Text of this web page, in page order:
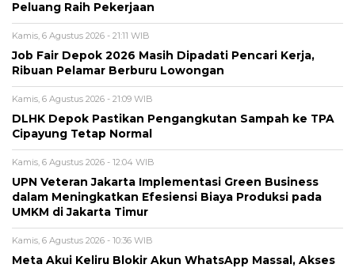
Peluang Raih Pekerjaan
Kamis, 6 Agustus 2026 - 21:11 WIB
Job Fair Depok 2026 Masih Dipadati Pencari Kerja,
Ribuan Pelamar Berburu Lowongan
Kamis, 6 Agustus 2026 - 21:09 WIB
DLHK Depok Pastikan Pengangkutan Sampah ke TPA
Cipayung Tetap Normal
Kamis, 6 Agustus 2026 - 12:04 WIB
UPN Veteran Jakarta Implementasi Green Business
dalam Meningkatkan Efesiensi Biaya Produksi pada
UMKM di Jakarta Timur
Kamis, 6 Agustus 2026 - 10:36 WIB
Meta Akui Keliru Blokir Akun WhatsApp Massal, Akses